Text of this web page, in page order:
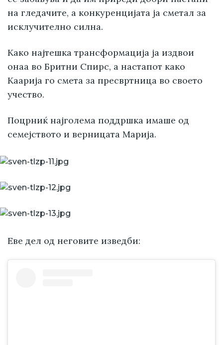
на гледачите, а конкуренцијата ја сметал за
исклучително силна.
Како најтешка трансформација ја издвои
онаа во Бритни Спирс, а настапот како
Каарија го смета за пресвртница во своето
учество.
Поцрниќ најголема поддршка имаше од
семејството и верницата Марија.
Еве дел од неговите изведби: